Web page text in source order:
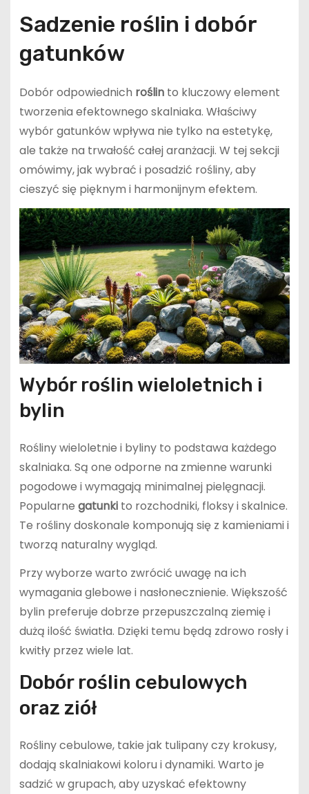
Sadzenie roślin i dobór
gatunków
Dobór odpowiednich roślinto kluczowy element
tworzenia efektownego skalniaka. Właściwy
wybór gatunków wpływa nie tylko na estetykę,
ale także na trwałość całej aranżacji. W tej sekcji
omówimy, jak wybrać i posadzić rośliny, aby
cieszyć się pięknym i harmonijnym efektem.
Wybór roślin wieloletnich i
bylin
Rośliny wieloletnie i byliny to podstawa każdego
skalniaka. Są one odporne na zmienne warunki
pogodowe i wymagają minimalnej pielęgnacji.
Popularne gatunkito rozchodniki, floksy i skalnice.
Te rośliny doskonale komponują się z kamieniami i
tworzą naturalny wygląd.
Przy wyborze warto zwrócić uwagę na ich
wymagania glebowe i nasłonecznienie. Większość
bylin preferuje dobrze przepuszczalną ziemię i
dużą ilość światła. Dzięki temu będą zdrowo rosły i
kwitły przez wiele lat.
Dobór roślin cebulowych
oraz ziół
Rośliny cebulowe, takie jak tulipany czy krokusy,
dodają skalniakowi koloru i dynamiki. Warto je
sadzić w grupach, aby uzyskać efektowny